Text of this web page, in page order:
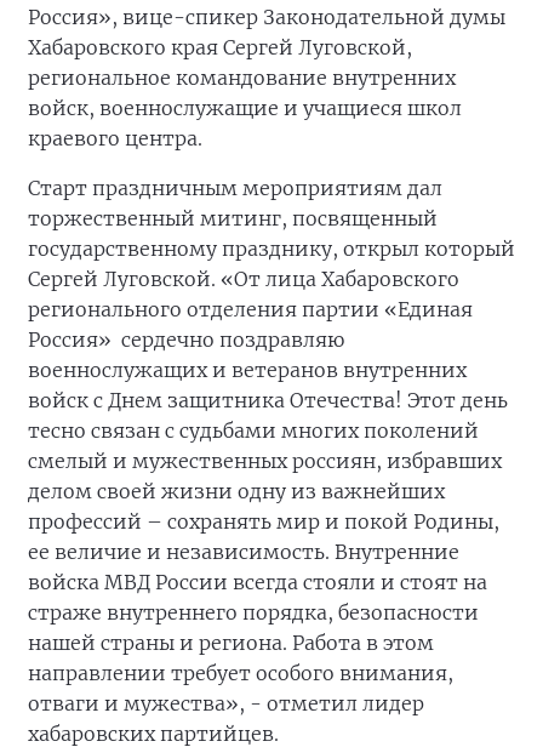
Россия», вице-спикер Законодательной думы
Хабаровского края Сергей Луговской,
региональное командование внутренних
войск, военнослужащие и учащиеся школ
краевого центра.
Старт праздничным мероприятиям дал
торжественный митинг, посвященный
государственному празднику, открыл который
Сергей Луговской. «От лица Хабаровского
регионального отделения партии «Единая
Россия» сердечно поздравляю
военнослужащих и ветеранов внутренних
войск с Днем защитника Отечества! Этот день
тесно связан с судьбами многих поколений
смелый и мужественных россиян, избравших
делом своей жизни одну из важнейших
профессий – сохранять мир и покой Родины,
ее величие и независимость. Внутренние
войска МВД России всегда стояли и стоят на
страже внутреннего порядка, безопасности
нашей страны и региона. Работа в этом
направлении требует особого внимания,
отваги и мужества», - отметил лидер
хабаровских партийцев.